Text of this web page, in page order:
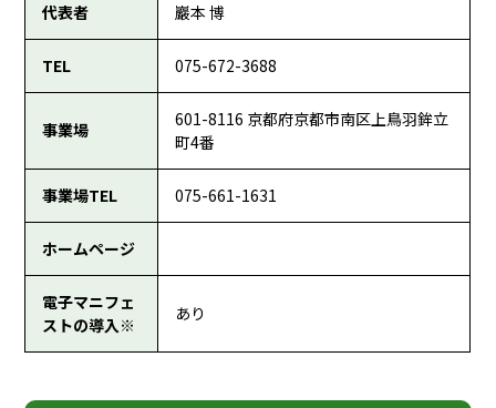
代表者 巖本 博
TEL 075-672-3688
事業場
601-8116 京都府京都市南区上鳥羽鉾立
町4番
事業場TEL 075-661-1631
ホームページ
電子マニフェ
ストの導入※
あり